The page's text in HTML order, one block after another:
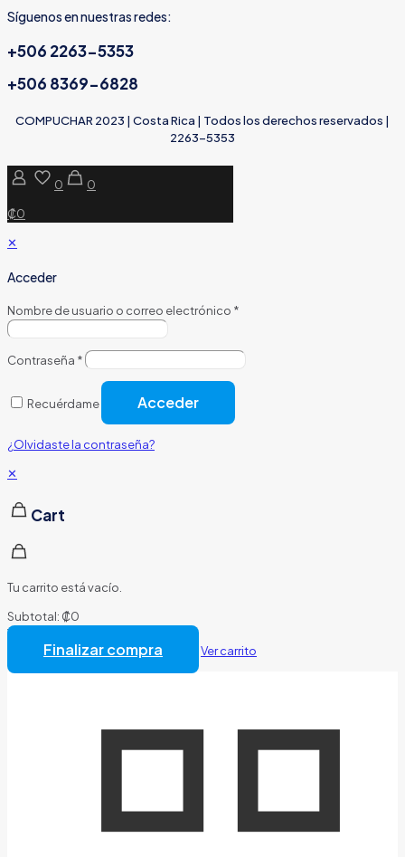
Síguenos en nuestras redes:
+506 2263-5353
+506 8369-6828
COMPUCHAR 2023 | Costa Rica | Todos los derechos reservados |
2263-5353
0
0
₡0
✕
Acceder
Nombre de usuario o correo electrónico *
Contraseña *
Recuérdame Acceder
¿Olvidaste la contraseña?
✕
Cart
Tu carrito está vacío.
Subtotal: ₡0
Total:
Finalizar compra Ver carrito